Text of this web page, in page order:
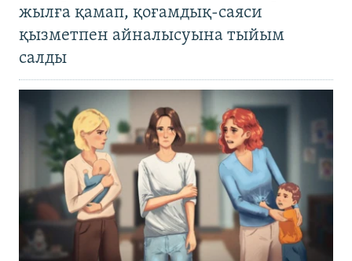
жылға қамап, қоғамдық-саяси
қызметпен айналысуына тыйым
салды